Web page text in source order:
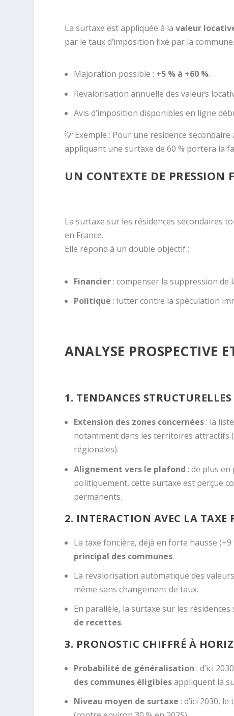
La surtaxe est appliquée à lavaleur
par le taux d’imposition fixé par la commune.
Majoration possible : +5 % à +60 %.
Revalorisation annuelle des valeurs
Avis d’imposition disponibles en ligne
💡 Exemple : Pour une résidence
appliquant une surtaxe de 60 % portera la
UN CONTEXTE DE PRESSION
La surtaxe sur les résidences secondaires
en France.
Elle répond à un double objectif :
Financier : compenser la suppression de
Politique : lutter contre la spéculation
ANALYSE PROSPECTIVE
1. TENDANCES STRUCTURELLES
Extension des zones concernées : la
notamment dans les territoires attractifs
régionales).
Alignement vers le plafond : de plus
politiquement, cette surtaxe est perçue
permanents.
2. INTERACTION AVEC LA TAXE
La taxe foncière, déjà en forte hausse
principal des communes.
La revalorisation automatique des
même sans changement de taux.
En parallèle, la surtaxe sur les
de recettes.
3. PRONOSTIC CHIFFRÉ À
Probabilité de généralisation : d’ici
des communes éligiblesappliquent la
Niveau moyen de surtaxe : d’ici 2030,